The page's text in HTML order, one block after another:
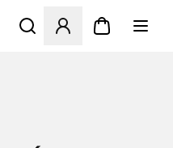
Åbner en Modal til at